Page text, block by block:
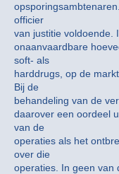
officier
van justitie voldoende.
onaanvaardbare
soft- als
harddrugs, op de
Bij de
behandeling van de
daarover een oordeel
van de
operaties als het
over die
operaties. In geen van